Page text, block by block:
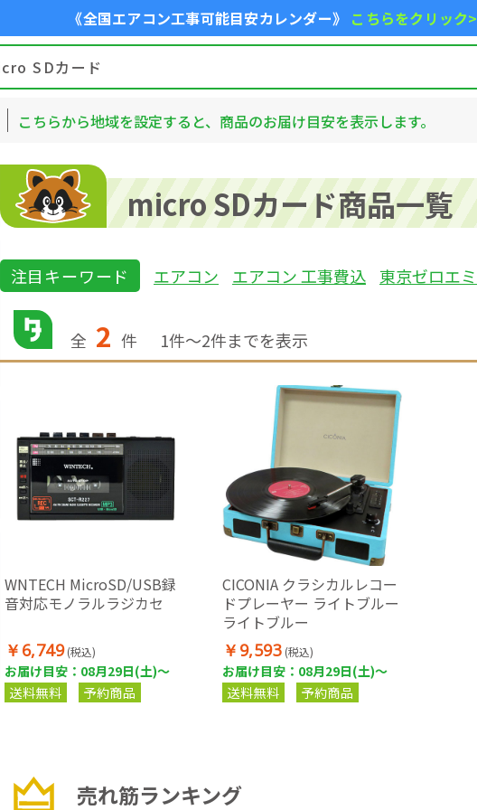
《全国エアコン工事可能目安カレンダー》 こちらをクリック>
こちらから地域を設定すると、商品のお届け目安を表示します。
micro SDカード商品一覧
注目キーワード エアコン エアコン 工事費込 東京ゼロエミ
全 2 件 1件〜2件までを表示
WNTECH MicroSD/USB録
音対応モノラルラジカセ
￥6,749 (税込)
お届け目安：08月29日(土)～
送料無料
予約商品
CICONIA クラシカルレコー
ドプレーヤー ライトブルー
ライトブルー
￥9,593 (税込)
お届け目安：08月29日(土)～
送料無料
予約商品
売れ筋ランキング